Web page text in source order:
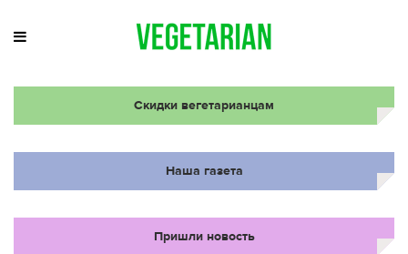
Скидки вегетарианцам
Наша газета
Пришли новость